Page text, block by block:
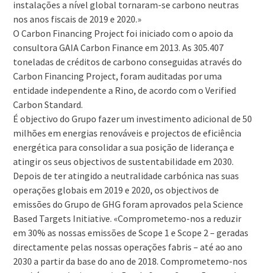
instalações a nível global tornaram-se carbono neutras
nos anos fiscais de 2019 e 2020.»
O Carbon Financing Project foi iniciado com o apoio da
consultora GAIA Carbon Finance em 2013. As 305.407
toneladas de créditos de carbono conseguidas através do
Carbon Financing Project, foram auditadas por uma
entidade independente a Rino, de acordo com o Verified
Carbon Standard.
É objectivo do Grupo fazer um investimento adicional de 50
milhões em energias renováveis e projectos de eficiência
energética para consolidar a sua posição de liderança e
atingir os seus objectivos de sustentabilidade em 2030.
Depois de ter atingido a neutralidade carbónica nas suas
operações globais em 2019 e 2020, os objectivos de
emissões do Grupo de GHG foram aprovados pela Science
Based Targets Initiative. «Comprometemo-nos a reduzir
em 30% as nossas emissões de Scope 1 e Scope 2 – geradas
directamente pelas nossas operações fabris – até ao ano
2030 a partir da base do ano de 2018. Comprometemo-nos